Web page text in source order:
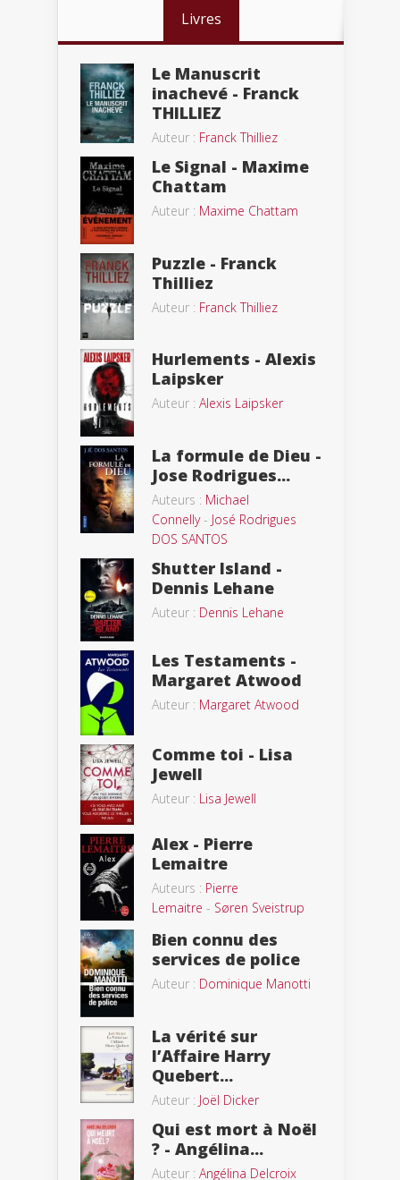
Livres
Le Manuscrit
inachevé - Franck
THILLIEZ
Auteur : Franck Thilliez
Le Signal - Maxime
Chattam
Auteur : Maxime Chattam
Puzzle - Franck
Thilliez
Auteur : Franck Thilliez
Hurlements - Alexis
Laipsker
Auteur : Alexis Laipsker
La formule de Dieu -
Jose Rodrigues...
Auteurs : Michael
Connelly- José Rodrigues
DOS SANTOS
Shutter Island -
Dennis Lehane
Auteur : Dennis Lehane
Les Testaments -
Margaret Atwood
Auteur : Margaret Atwood
Comme toi - Lisa
Jewell
Auteur : Lisa Jewell
Alex - Pierre
Lemaitre
Auteurs : Pierre
Lemaitre - Søren Sveistrup
Bien connu des
services de police
Auteur : Dominique Manotti
La vérité sur
l’Affaire Harry
Quebert...
Auteur : Joël Dicker
Qui est mort à Noël
? - Angélina...
Auteur : Angélina Delcroix